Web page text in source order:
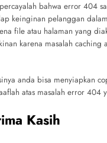
bahwa error 404
keinginan pelanggan
file atau halaman yang
karena masalah caching
anda bisa menyiapkan
atas masalah error 404
Kasih